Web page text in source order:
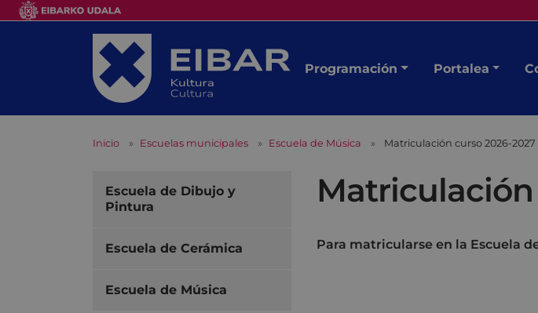
Programación Portalea
Inicio Escuelas municipales Escuela de Música Matriculación curso 2026-2027
Para matricularse en la Escuela
Escuela de Dibujo y
Pintura
Escuela de Cerámica
Escuela de Música